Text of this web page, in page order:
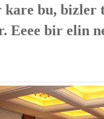
kare bu,
Eeee bir elin